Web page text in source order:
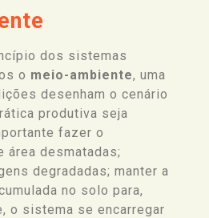
dos sistemas
o meio-ambiente, uma
desenham o cenário
produtiva seja
fazer o
área desmatadas;
degradadas; manter a
no solo para,
o sistema se encarregar